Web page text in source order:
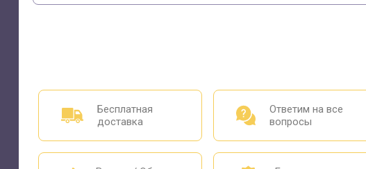
Бесплатная
доставка
Ответим на все
вопросы